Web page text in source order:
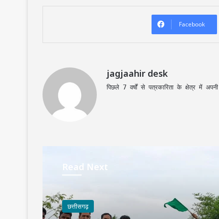
Facebook
jagjaahir desk
पिछले 7 वर्षों से पत्रकारिता के क्षेत्र में
Read Next
छत्तीसगढ़